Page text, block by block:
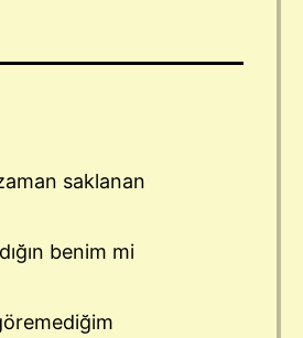
saklanan
benim mi